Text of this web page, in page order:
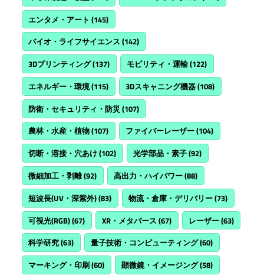
エンタメ・アート (145)
バイオ・ライフサイエンス (142)
3Dプリンティング(137) モビリティ・運輸(122)
エネルギー・環境(115) 3Dスキャニング機器(108)
防衛・セキュリティ・防災 (107)
農林・水産・植物(107) ファイバーレーザー(104)
切断・溶接・穴あけ(102) 光学部品・素子(92)
微細加工・剥離(92) 高出力・ハイパワー(88)
短波長(UV・深紫外)(83) 物流・倉庫・デリバリー(73)
可視光(RGB)(67) XR・メタバース (67) レーザー(63)
科学研究(63) 量子技術・コンピューティング(60)
マーキング・印刷(60) 顕微鏡・イメージング(58)